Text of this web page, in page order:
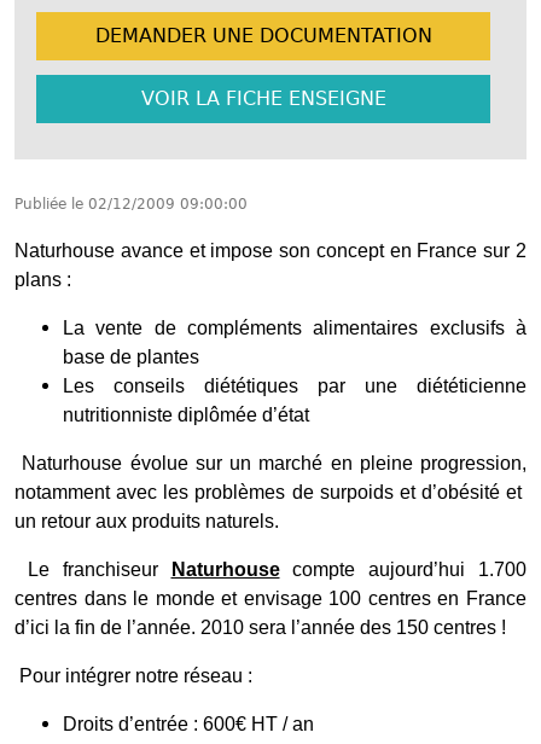
DEMANDER UNE DOCUMENTATION
VOIR LA FICHE ENSEIGNE
Publiée le 02/12/2009 09:00:00
Naturhouse avance et impose son concept en France sur 2
plans :
La vente de compléments alimentaires exclusifs à
base de plantes
Les conseils diététiques par une diététicienne
nutritionniste diplômée d’état
Naturhouse évolue sur un marché en pleine progression,
notamment avec les problèmes de surpoids et d’obésité et
un retour aux produits naturels.
Le franchiseur Naturhousecompte aujourd’hui 1.700
centres dans le monde et envisage 100 centres en France
d’ici la fin de l’année. 2010 sera l’année des 150 centres !
Pour intégrer notre réseau :
Droits d’entrée : 600€ HT / an